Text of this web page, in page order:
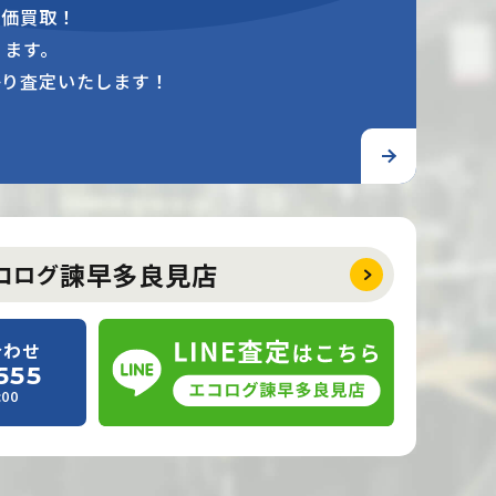
買取！
す。
査定いたします！
ログ諫早多良見店
せ